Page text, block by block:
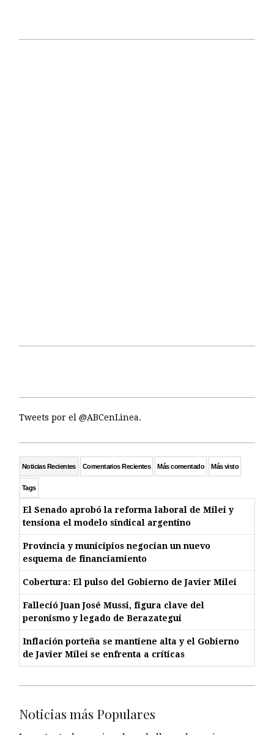
Tweets por el @ABCenLinea.
Noticias Recientes Comentarios Recientes Más comentado Más visto
Tags
El Senado aprobó la reforma laboral de Milei y
tensiona el modelo sindical argentino
Provincia y municipios negocian un nuevo
esquema de financiamiento
Cobertura: El pulso del Gobierno de Javier Milei
Falleció Juan José Mussi, figura clave del
peronismo y legado de Berazategui
Inflación porteña se mantiene alta y el Gobierno
de Javier Milei se enfrenta a críticas
Noticias más Populares